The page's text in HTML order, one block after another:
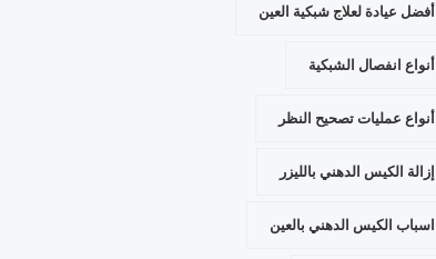
أفضل عيادة لعلاج شبكية العين
أنواع انفصال الشبكية
أنواع عمليات تصحيح النظر
إزالة الكيس الدهني بالليزر
اسباب الكيس الدهني بالعين